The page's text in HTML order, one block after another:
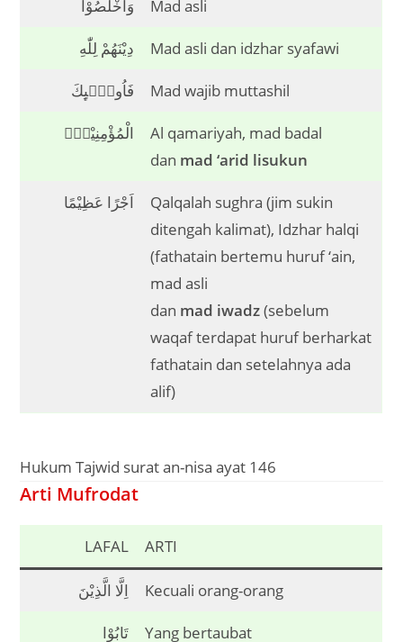
وَاَخْلَصُوْا Mad asli
دِيْنَهُمْ لِلّٰهِ Mad asli dan idzhar syafawi
فَاُولٰۤىِٕكَ Mad wajib muttashil
الْمُؤْمِنِيْنَۗ
Al qamariyah, mad badal
dan mad ‘arid lisukun
اَجْرًا عَظِيْمًا
Qalqalah sughra (jim sukin
ditengah kalimat), Idzhar halqi
(fathatain bertemu huruf ‘ain,
mad asli
dan mad iwadz(sebelum
waqaf terdapat huruf berharkat
fathatain dan setelahnya ada
alif)
Hukum Tajwid surat an-nisa ayat 146
Arti Mufrodat
LAFAL ARTI
اِلَّا الَّذِيْنَ Kecuali orang-orang
تَابُوْا Yang bertaubat